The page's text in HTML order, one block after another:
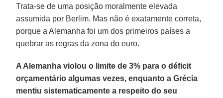
Trata-se de uma posição moralmente elevada
assumida por Berlim. Mas não é exatamente correta,
porque a Alemanha foi um dos primeiros países a
quebrar as regras da zona do euro.
A Alemanha violou o limite de 3% para o déficit
orçamentário algumas vezes, enquanto a Grécia
mentiu sistematicamente a respeito do seu